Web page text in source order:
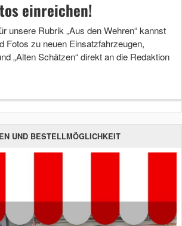
einreichen!
unsere Rubrik „Aus den Wehren“ kannst
Fotos zu neuen Einsatzfahrzeugen,
„Alten Schätzen“ direkt an die Redaktion
UND BESTELLMÖGLICHKEIT